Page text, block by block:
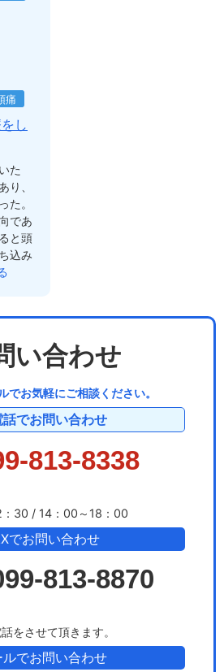
痛
し
た
り、
た。
であ
と頭
込み
い合わせ
でお気軽にご相談ください。
話でお問い合わせ
813-8338
30 / 14：00～18：00
でお問い合わせ
813-8870
をさせて頂きます。
ルでお問い合わせ